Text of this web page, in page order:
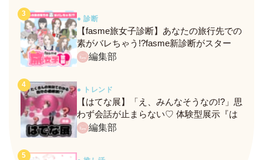
● 診断
【fasme旅女子診断】あなたの旅行先での
素がバレちゃう!?fasme新診断がスター
ト！編集部
● トレンド
【はてな展】「え、みんなそうなの!?」思
わず会話が止まらない♡ 体験型展示『は
てな展』に行ってきたレポ
編集部